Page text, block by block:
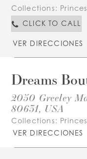
Collections:
CLICK TO CALL
VER DIRECCIONES
Dreams
2050 Greeley
80631, USA
Collections:
VER DIRECCIONES